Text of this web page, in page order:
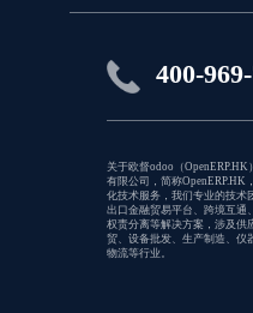
400-
关于欧督odoo（
有限公司，简称OpenERP.HK
化技术服务，我们专业的技术
出口金融贸易平台、跨境互通
权责分离等解决方案，涉及供
贸、设备批发、生产制造、仪
物流等行业。